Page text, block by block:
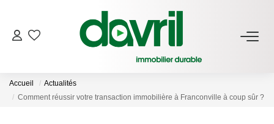
NOS BIENS
Accueil
Actualités
Comment réussir votre transaction immobilière à Franconville à coup sûr ?